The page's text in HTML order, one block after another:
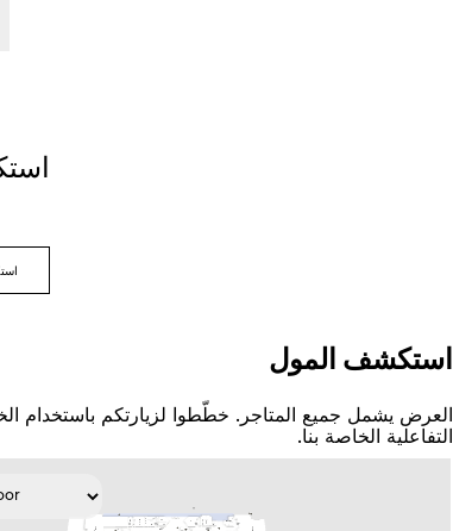
اﺳﺘﻜﺸﻒ اﻟﻤﻮﻝ
اﻟﻌﺮﺽ ﻳﺸﻤﻞ ﺟﻤﻴﻊ اﻟﻤﺘﺎﺟﺮ. ﺧﻄّﻄﻮا ﻟﺰﻳﺎﺭﺗﻜﻢ ﺑﺎﺳﺘﺨﺪاﻡ
اﻟﺘﻔﺎﻋﻠﻴﺔ اﻟﺨﺎﺻﺔ ﺑﻨﺎ.